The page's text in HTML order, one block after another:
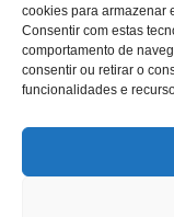
cookies para armazenar
Consentir com estas
comportamento de
consentir ou retirar o
funcionalidades e
Li e